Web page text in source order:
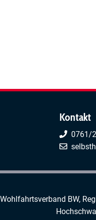
Kontakt
0761/
BW,